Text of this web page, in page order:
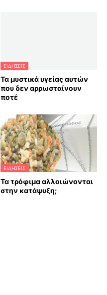
ΕΙΔΗΣΕΙΣ
Τα μυστικά υγείας αυτών
που δεν αρρωσταίνουν
ποτέ
ΕΙΔΗΣΕΙΣ
Τα τρόφιμα αλλοιώνονται
στην κατάψυξη;